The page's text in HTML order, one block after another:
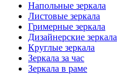
Напольные зеркала
Листовые зеркала
Гримерные зеркала
Дизайнерские зеркала
Круглые зеркала
Зеркала за час
Зеркала в раме